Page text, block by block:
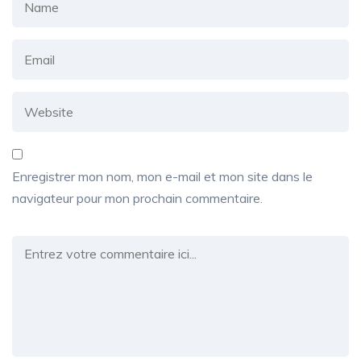
Enregistrer mon nom, mon e-mail et mon site dans le
navigateur pour mon prochain commentaire.